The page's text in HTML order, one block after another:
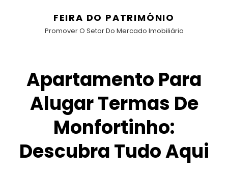
FEIRA DO PATRIMÓNIO
Promover O Setor Do Mercado Imobiliário
Apartamento Para
Alugar Termas De
Monfortinho:
Descubra Tudo Aqui